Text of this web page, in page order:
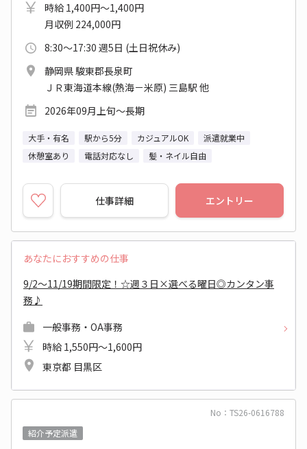
時給 1,400円～1,400円
月収例 224,000円
8:30～17:30 週5日 (土日祝休み)
静岡県 駿東郡長泉町
ＪＲ東海道本線(熱海－米原) 三島駅 他
2026年09月上旬～長期
大手・有名 駅から5分 カジュアルOK
派遣就業中
休憩室あり
電話対応なし 髪・ネイル自由
仕事詳細 エントリー
あなたにおすすめの仕事
9/2～11/19期間限定！☆週３日×選べる曜日◎カンタン事
務♪
一般事務・OA事務
時給 1,550円～1,600円
東京都 目黒区
No：TS26-0616788
紹介予定派遣